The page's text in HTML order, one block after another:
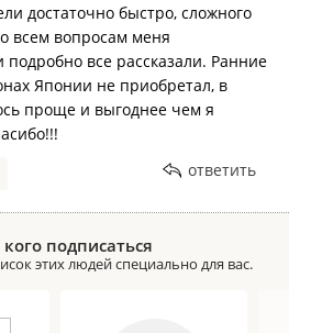
достаточно быстро, сложного
всем вопросам меня
все рассказали. Ранние
Японии не приобретал, в
проще и выгоднее чем я
ответить
подписаться
этих людей специально для вас.